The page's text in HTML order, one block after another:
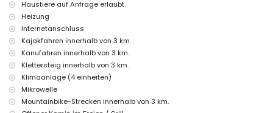
Kinderbett (auf Anfrage)
Unterhaltung und Freizeitaktivitäten für Ihren Urlaub in Jávea,
Costa Blanca
Bar (innerhalb von 500 Metern vom Haus)
Kino, Theater, Diskothek, Promenade (El Arenal und Jávea) (innerhalb
von 5 Kilometern vom Haus)
Sehenswürdigkeiten und Kultur in Jávea, Costa Blanca
Museum (Pueblo Histórico, Jávea), Kirche (Virgen del Loreto, Jávea),
Haustiere auf Anfrage erlaubt.
Heizung
Internetanschluss
Kajakfahren innerhalb von 3 km.
Kanufahren innerhalb von 3 km.
Klettersteig innerhalb von 3 km.
Klimaanlage (4 einheiten)
Mikrowelle
Mountainbike-Strecken innerhalb von 3 km.